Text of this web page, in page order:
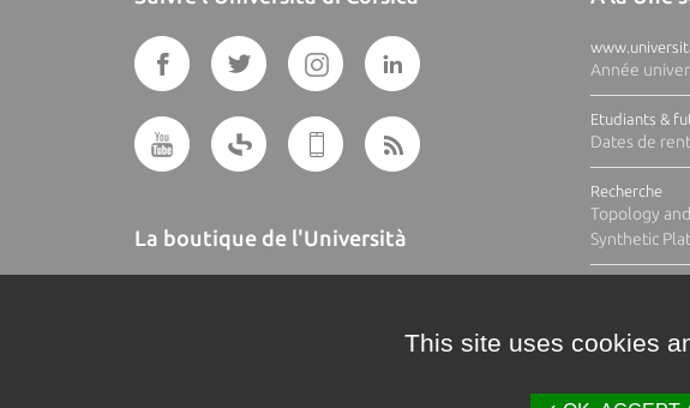
La boutique de l'Università
Année
Etudiants &
Dates de
Recherche
Topology
Synthetic
This site uses cookies